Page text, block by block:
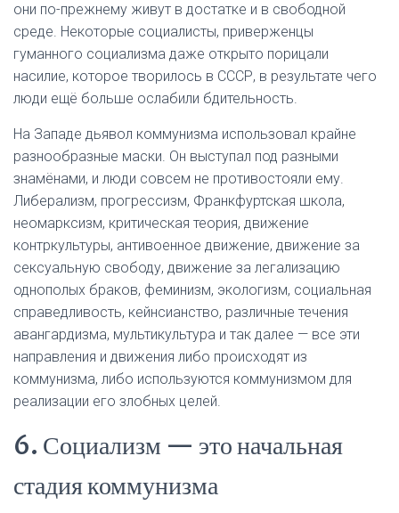
они по-прежнему живут в достатке и в свободной
среде. Некоторые социалисты, приверженцы
гуманного социализма даже открыто порицали
насилие, которое творилось в СССР, в результате чего
люди ещё больше ослабили бдительность.
На Западе дьявол коммунизма использовал крайне
разнообразные маски. Он выступал под разными
знамёнами, и люди совсем не противостояли ему.
Либерализм, прогрессизм, Франкфуртская школа,
неомарксизм, критическая теория, движение
контркультуры, антивоенное движение, движение за
сексуальную свободу, движение за легализацию
однополых браков, феминизм, экологизм, социальная
справедливость, кейнсианство, различные течения
авангардизма, мультикультура и так далее — все эти
направления и движения либо происходят из
коммунизма, либо используются коммунизмом для
реализации его злобных целей.
6. Социализм — это начальная
стадия коммунизма